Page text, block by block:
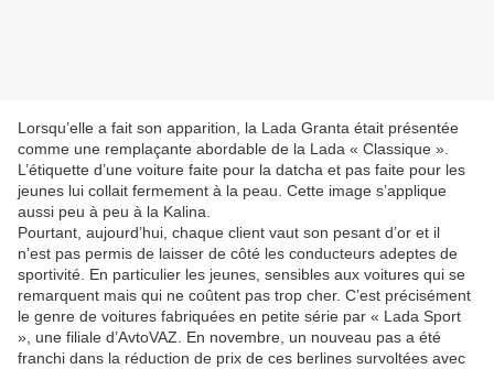
Lorsqu’elle a fait son apparition, la Lada Granta était présentée
comme une remplaçante abordable de la Lada « Classique ».
L’étiquette d’une voiture faite pour la datcha et pas faite pour les
jeunes lui collait fermement à la peau. Cette image s’applique
aussi peu à peu à la Kalina.
Pourtant, aujourd’hui, chaque client vaut son pesant d’or et il
n’est pas permis de laisser de côté les conducteurs adeptes de
sportivité. En particulier les jeunes, sensibles aux voitures qui se
remarquent mais qui ne coûtent pas trop cher. C’est précisément
le genre de voitures fabriquées en petite série par « Lada Sport
», une filiale d’AvtoVAZ. En novembre, un nouveau pas a été
franchi dans la réduction de prix de ces berlines survoltées avec